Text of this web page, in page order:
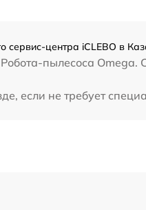
центра iCLEBO в
пылесоса Omega.
если не требует